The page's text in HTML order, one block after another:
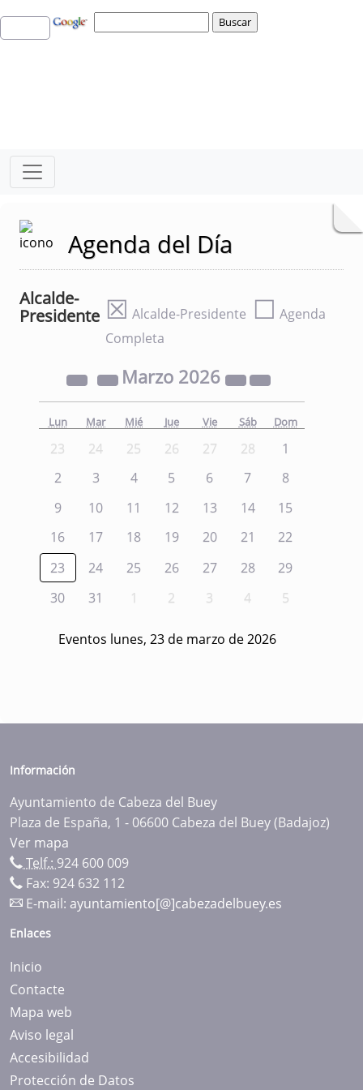
Agenda del Día
Alcalde-
Presidente ☒ Alcalde-Presidente ☐ Agenda
Completa
Marzo 2026
Lun Mar Mié Jue Vie Sáb Dom
23 24 25 26 27 28
1
2
3 4 5 6 7
8
9
10 11 12 13 14
15
16
17 18 19 20 21
22
23
24 25 26 27 28
29
30
31 1 2 3 4 5
Eventos lunes, 23 de marzo de 2026
Información
Ayuntamiento de Cabeza del Buey
Plaza de España, 1 - 06600 Cabeza del Buey (Badajoz)
Ver mapa
Telf.: 924 600 009
Fax: 924 632 112
E-mail: ayuntamiento[@]cabezadelbuey.es
Enlaces
Inicio
Contacte
Mapa web
Aviso legal
Accesibilidad
Protección de Datos